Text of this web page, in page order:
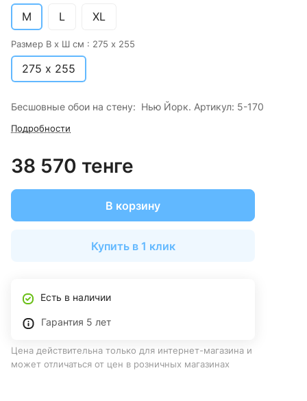
M L XL
Размер В х Ш см : 275 х 255
275 х 255
Бесшовные обои на стену: Нью Йорк. Артикул: 5-170
Подробности
38 570 тенге
В корзину
Купить в 1 клик
Есть в наличии
Гарантия 5 лет
Цена действительна только для интернет-магазина и
может отличаться от цен в розничных магазинах